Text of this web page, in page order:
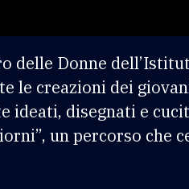
delle Donne
le creazioni dei
ideati, disegnati e
un percorso che